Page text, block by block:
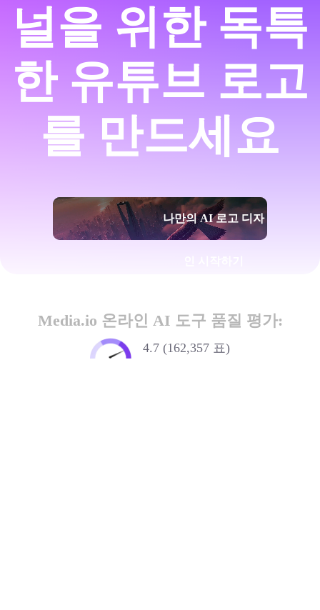
널을 위한 독특
한 유튜브 로고
를 만드세요
나만의 AI 로고 디자
Media.io 온라인 AI 도구 품질 평가:
4.7 (162,357 표)